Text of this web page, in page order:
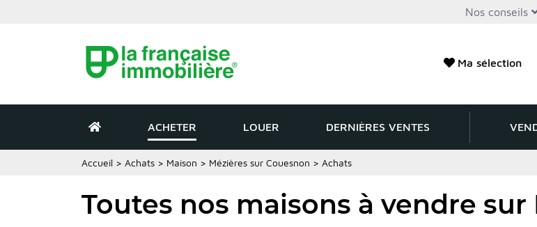
Nos conseils
Ma sélection
ACHETER LOUER DERNIÈRES VENTES
Accueil > Achats > Maison > Mézières sur Couesnon > Achats
Toutes nos maisons à vendre